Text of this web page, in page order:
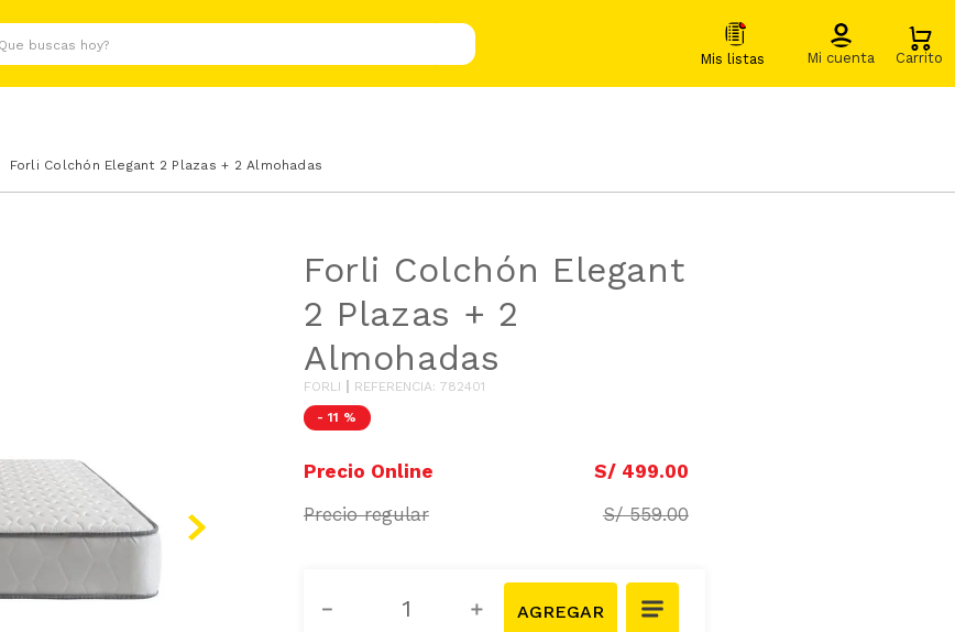
hoy?
Forli Colchón Elegant 2 Plazas + 2 Almohadas
Forli Colchón Elegant
2 Plazas + 2
Almohadas
FORLI REFERENCIA: 782401
- 11 %
S/ 499.00
S/ 559.00
＋
－